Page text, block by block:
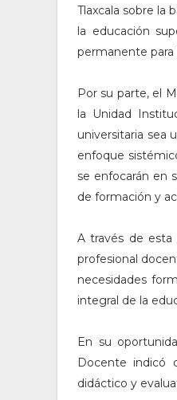
Tlaxcala sobre la
la educación
permanente para
Por su parte, el
la Unidad
universitaria sea
enfoque
se enfocarán en
de formación y
A través de esta
profesional
necesidades
integral de la
En su
Docente indicó
didáctico y